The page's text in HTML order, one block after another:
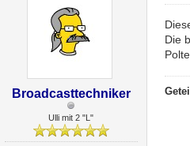
Broadcasttechniker
Ulli mit 2 "L"
Die